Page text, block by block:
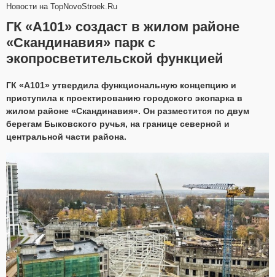
Новости на TopNovoStroek.Ru
ГК «А101» создаст в жилом районе
«Скандинавия» парк с
экопросветительской функцией
ГК «А101» утвердила функциональную концепцию и
приступила к проектированию городского экопарка в
жилом районе «Скандинавия». Он разместится по двум
берегам Быковского ручья, на границе северной и
центральной части района.